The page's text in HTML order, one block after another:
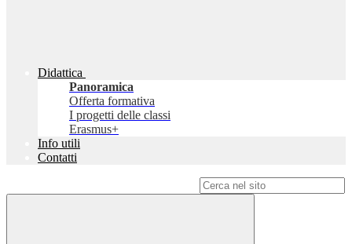
Didattica
Panoramica
Offerta formativa
I progetti delle classi
Erasmus+
Info utili
Contatti